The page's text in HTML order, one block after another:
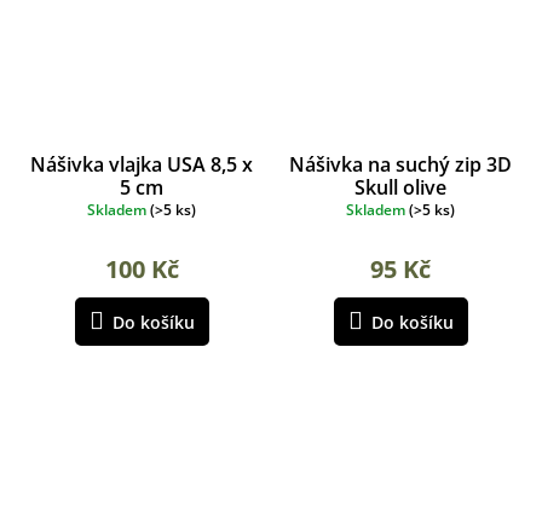
Nášivka vlajka USA 8,5 x
5 cm
Skladem(>5 ks)
100 Kč
Do košíku
Nášivka na suchý zip 3D
Skull olive
Skladem(>5 ks)
95 Kč
Do košíku